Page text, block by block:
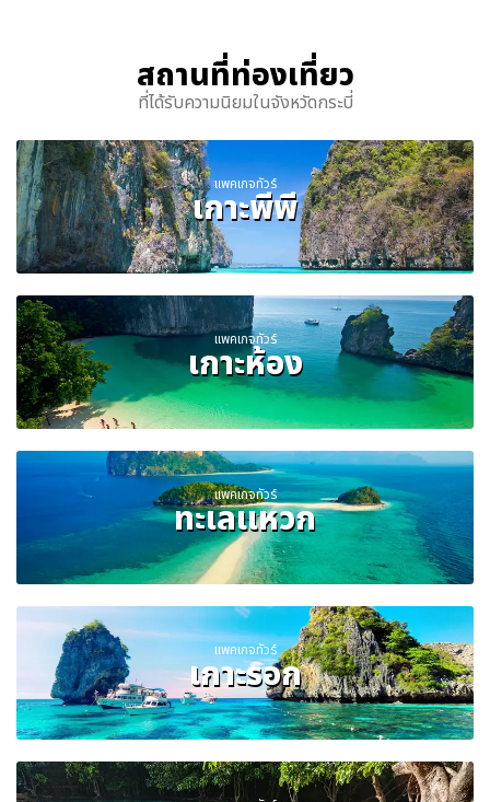
สถานที่ท่องเที่ยว
ที่ได้รับความนิยมในจังหวัดกระบี่
แพคเกจทัวร์
เกาะพีพี
แพคเกจทัวร์
เกาะห้อง
แพคเกจทัวร์
ทะเลแหวก
แพคเกจทัวร์
เกาะรอก